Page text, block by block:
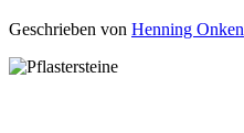
Geschrieben von Henning Onken